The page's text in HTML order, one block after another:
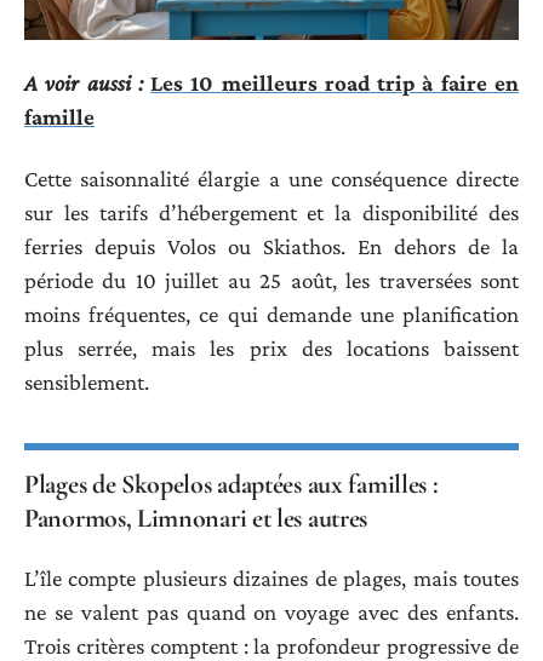
A voir aussi : Les 10 meilleurs road trip à faire en
famille
Cette saisonnalité élargie a une conséquence directe
sur les tarifs d’hébergement et la disponibilité des
ferries depuis Volos ou Skiathos. En dehors de la
période du 10 juillet au 25 août, les traversées sont
moins fréquentes, ce qui demande une planification
plus serrée, mais les prix des locations baissent
sensiblement.
Plages de Skopelos adaptées aux familles :
Panormos, Limnonari et les autres
L’île compte plusieurs dizaines de plages, mais toutes
ne se valent pas quand on voyage avec des enfants.
Trois critères comptent : la profondeur progressive de